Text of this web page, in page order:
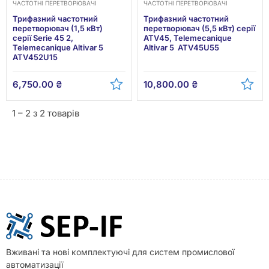
ЧАСТОТНІ ПЕРЕТВОРЮВАЧІ
Трифазний частотний
перетворювач (1,5 кВт)
серії Serie 45 2,
Telemecanique Altivar 5
ATV452U15
6,750.00 ₴
ЧАСТОТНІ ПЕРЕТВОРЮВАЧІ
Трифазний частотний
перетворювач (5,5 кВт) серії
ATV45, Telemecanique
Altivar 5 ATV45U55
10,800.00 ₴
1 – 2 з 2 товарів
Вживані та нові комплектуючі для систем промислової
автоматизації